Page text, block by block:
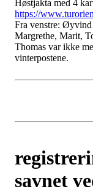
Høstjakta med 4
https://
Fra venstre:
Margrethe, Marit,
Thomas var ikke
vinterpostene.
savnet